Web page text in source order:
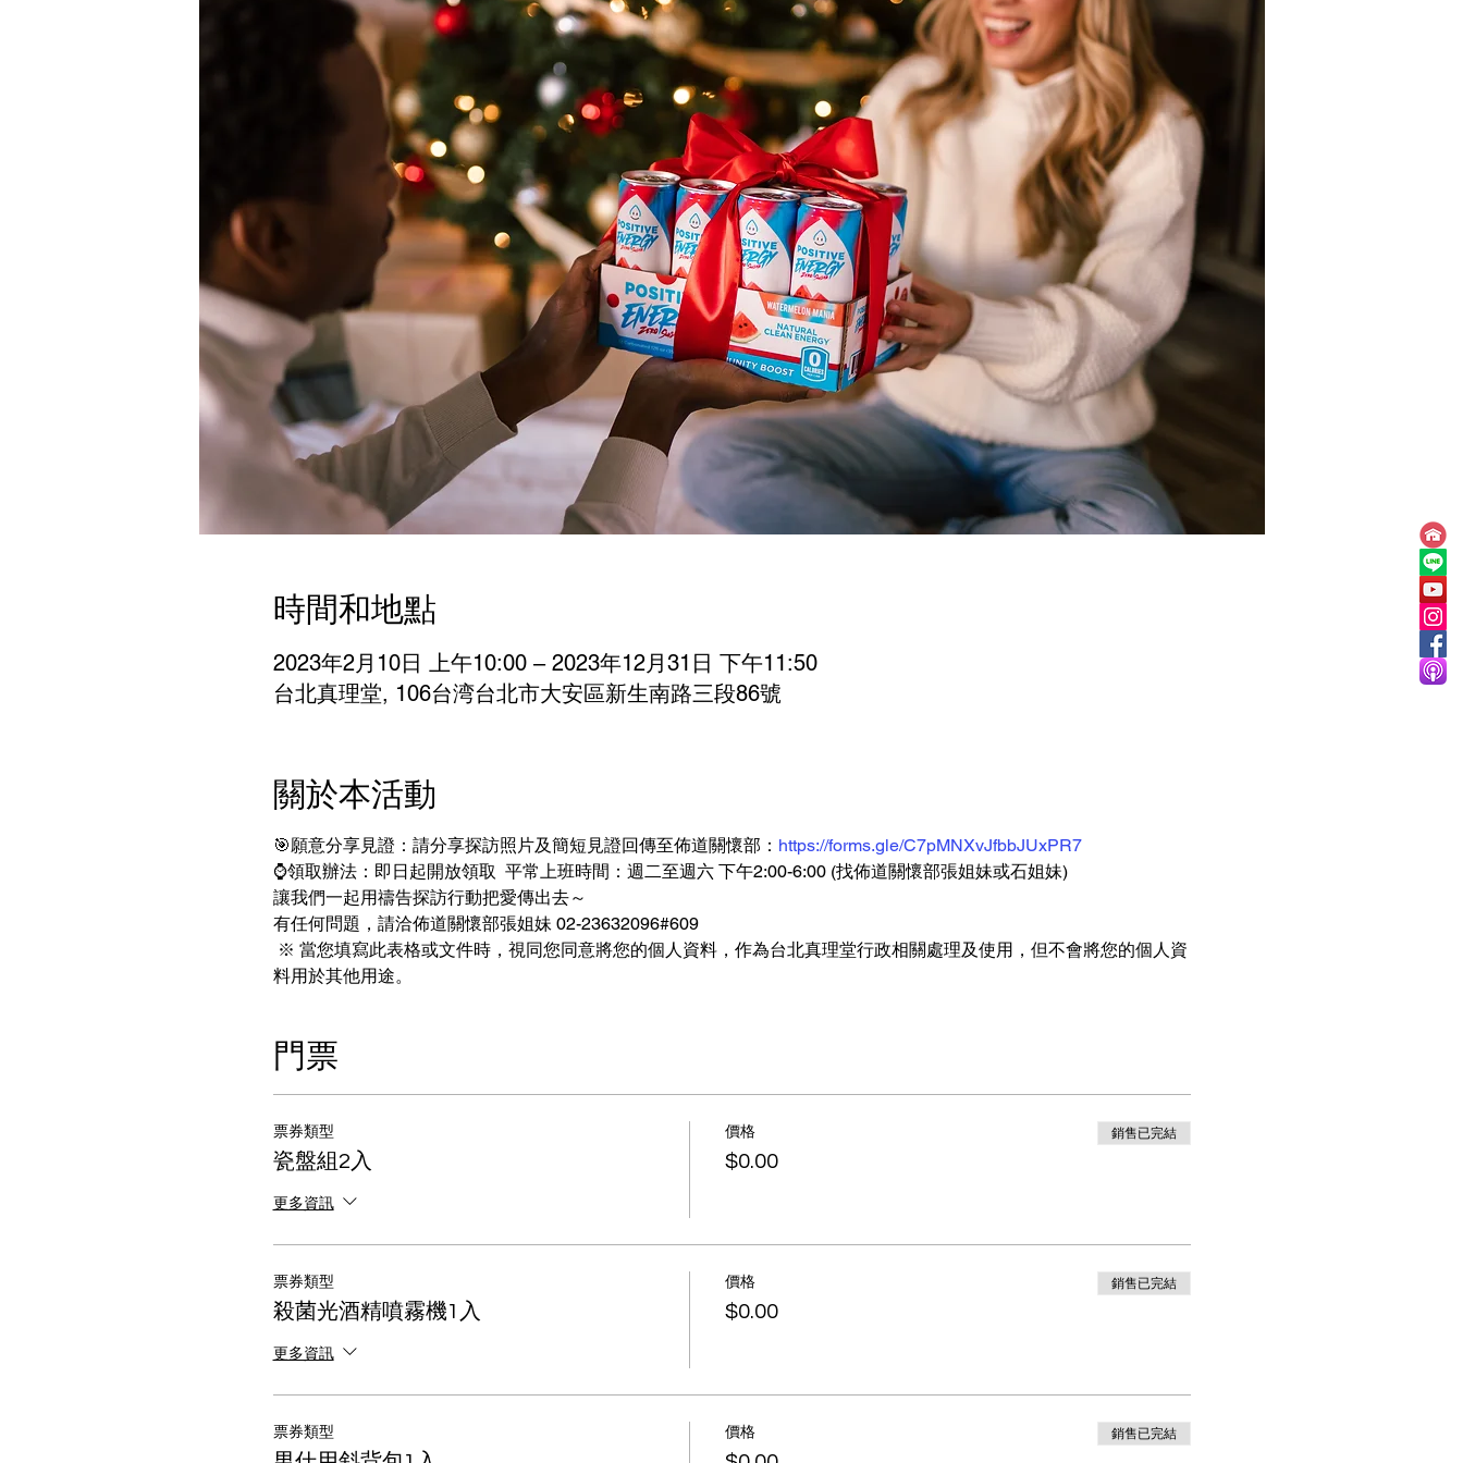
時間和地點
2023年2月10日 上午10:00 – 2023年12月31日 下午11:50
台北真理堂, 106台湾台北市大安區新生南路三段86號
關於本活動
🎯願意分享見證：請分享探訪照片及簡短見證回傳至佈道關懷部： https://forms.gle/C7pMNXvJfbbJUxPR7
⌚領取辦法：即日起開放領取  平常上班時間：週二至週六 下午2:00-6:00 (找佈道關懷部張姐妹或石姐妹)
讓我們一起用禱告探訪行動把愛傳出去～
有任何問題，請洽佈道關懷部張姐妹 02-23632096#609
※ 當您填寫此表格或文件時，視同您同意將您的個人資料，作為台北真理堂行政相關處理及使用，但不會將您的個人資
料用於其他用途。
門票
票券類型
瓷盤組2入
更多資訊
價格
$0.00
銷售已完結
票券類型
殺菌光酒精噴霧機1入
更多資訊
價格
$0.00
銷售已完結
票券類型 價格 銷售已完結